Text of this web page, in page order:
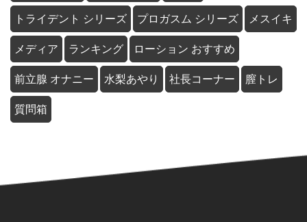
トライデント シリーズ プロガスム シリーズ メスイキ
メディア ランキング ローション おすすめ
前立腺 オナニー 水梨あやり 社長コーナー 膣トレ
質問箱